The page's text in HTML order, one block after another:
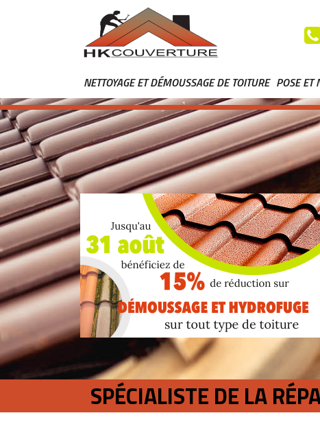
NETTOYAGE ET DÉMOUSSAGE DE TOITURE POSE ET
SPÉCIALISTE DE LA